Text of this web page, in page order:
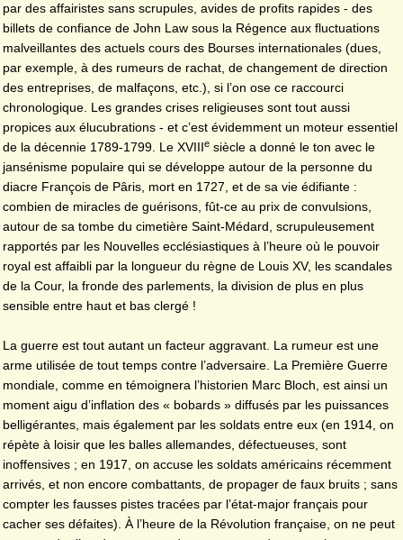
par des affairistes sans scrupules, avides de profits rapides - des
billets de confiance de John Law sous la Régence aux fluctuations
malveillantes des actuels cours des Bourses internationales (dues,
par exemple, à des rumeurs de rachat, de changement de direction
des entreprises, de malfaçons, etc.), si l’on ose ce raccourci
chronologique. Les grandes crises religieuses sont tout aussi
propices aux élucubrations - et c’est évidemment un moteur essentiel
de la décennie 1789-1799. Le XVIIIe siècle a donné le ton avec le
jansénisme populaire qui se développe autour de la personne du
diacre François de Pâris, mort en 1727, et de sa vie édifiante :
combien de miracles de guérisons, fût-ce au prix de convulsions,
autour de sa tombe du cimetière Saint-Médard, scrupuleusement
rapportés par les Nouvelles ecclésiastiques à l’heure où le pouvoir
royal est affaibli par la longueur du règne de Louis XV, les scandales
de la Cour, la fronde des parlements, la division de plus en plus
sensible entre haut et bas clergé !
La guerre est tout autant un facteur aggravant. La rumeur est une
arme utilisée de tout temps contre l’adversaire. La Première Guerre
mondiale, comme en témoignera l’historien Marc Bloch, est ainsi un
moment aigu d’inflation des « bobards » diffusés par les puissances
belligérantes, mais également par les soldats entre eux (en 1914, on
répète à loisir que les balles allemandes, défectueuses, sont
inoffensives ; en 1917, on accuse les soldats américains récemment
arrivés, et non encore combattants, de propager de faux bruits ; sans
compter les fausses pistes tracées par l’état-major français pour
cacher ses défaites). À l’heure de la Révolution française, on ne peut